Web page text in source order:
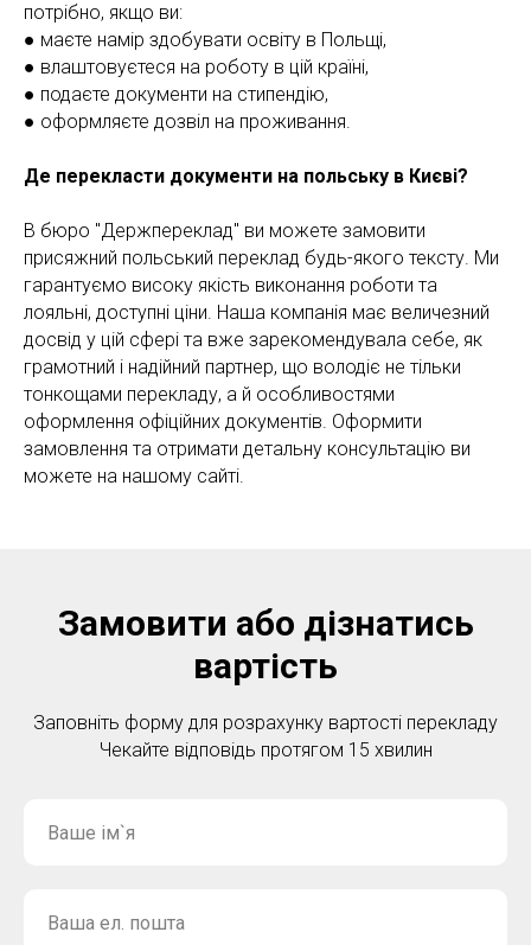
потрібно, якщо ви:
● маєте намір здобувати освіту в Польщі,
● влаштовуєтеся на роботу в цій країні,
● подаєте документи на стипендію,
● оформляєте дозвіл на проживання.
Де перекласти документи на польську в Києві?
В бюро "Держпереклад" ви можете замовити
присяжний польський переклад будь-якого тексту. Ми
гарантуємо високу якість виконання роботи та
лояльні, доступні ціни. Наша компанія має величезний
досвід у цій сфері та вже зарекомендувала себе, як
грамотний і надійний партнер, що володіє не тільки
тонкощами перекладу, а й особливостями
оформлення офіційних документів. Оформити
замовлення та отримати детальну консультацію ви
можете на нашому сайті.
Замовити або дізнатись
вартість
Заповніть форму для розрахунку вартості перекладу
Чекайте відповідь протягом 15 хвилин